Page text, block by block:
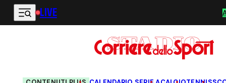
Vai al contenuto principale
LIVE